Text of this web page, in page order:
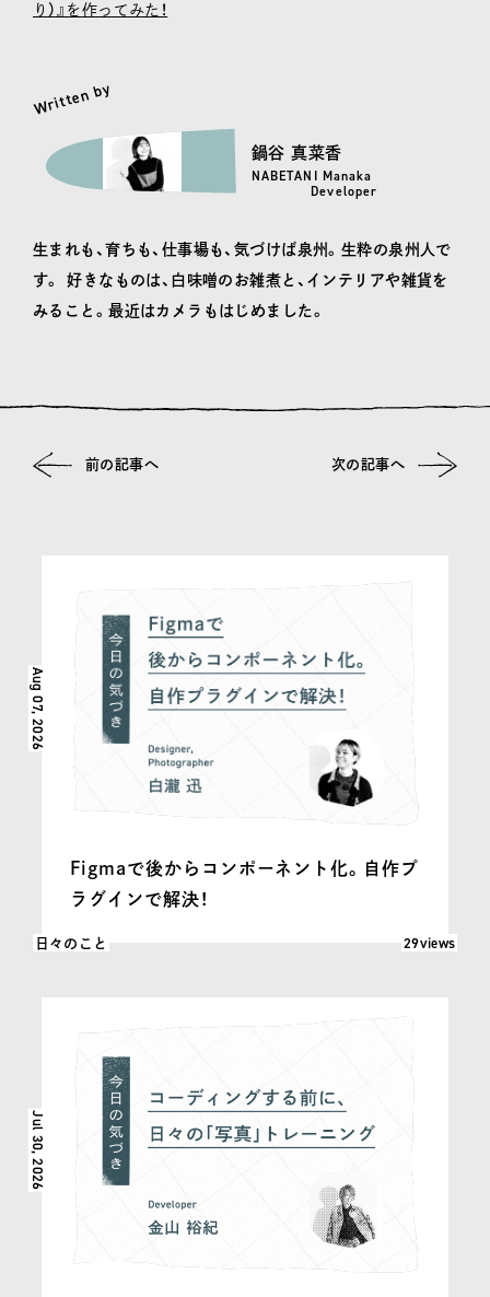
り）』を作ってみた！
Written by
鍋谷 真菜香
NABETANI Manaka
Developer
生まれも、育ちも、仕事場も、気づけば泉州。生粋の泉州人で
す。 好きなものは、白味噌のお雑煮と、インテリアや雑貨を
みること。最近はカメラもはじめました。
前の記事へ 次の記事へ
Aug 07, 2026
Figmaで後からコンポーネント化。自作プ
ラグインで解決！
日々のこと 閲覧数: 29
29views
Jul 30, 2026